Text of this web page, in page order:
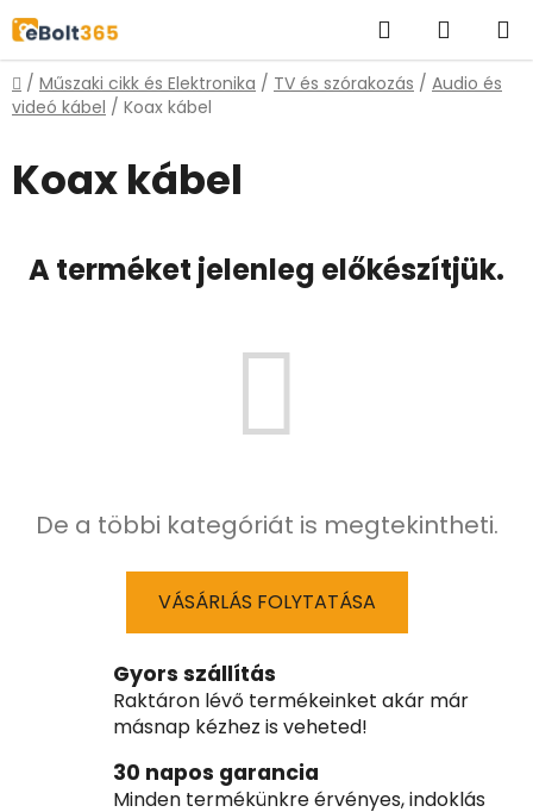
Ugrás
fő
tartalomhoz
KeresésKOSÁR
Kezdőlap
/ Műszaki cikk és Elektronika / TV és szórakozás / Audio és
videó kábel / Koax kábel
Koax kábel
A terméket jelenleg előkészítjük.
De a többi kategóriát is megtekintheti.
VÁSÁRLÁS FOLYTATÁSA
Gyors szállítás
Raktáron lévő termékeinket akár már
másnap kézhez is veheted!
30 napos garancia
Minden termékünkre érvényes, indoklás